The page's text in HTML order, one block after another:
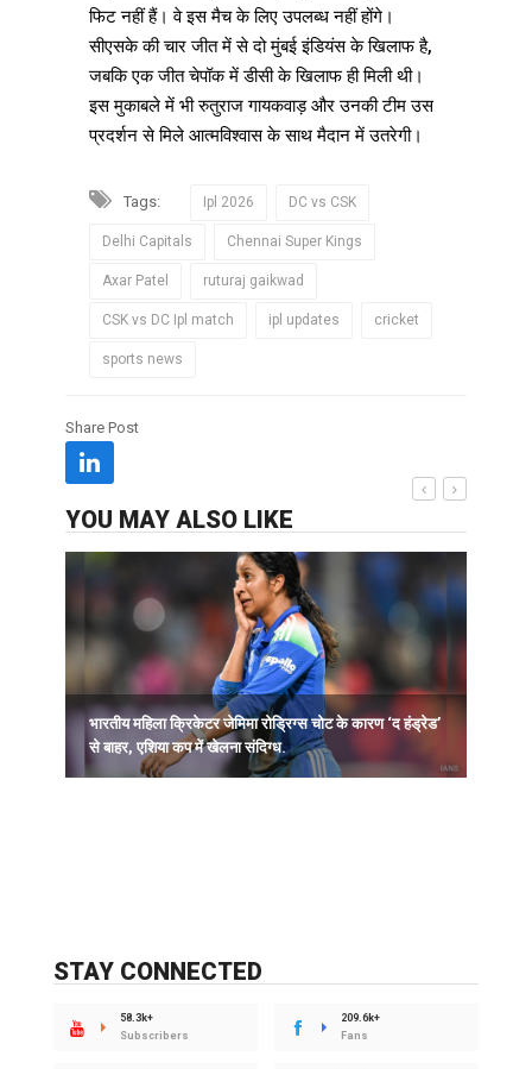
फिट नहीं हैं। वे इस मैच के लिए उपलब्ध नहीं होंगे।
सीएसके की चार जीत में से दो मुंबई इंडियंस के खिलाफ है,
जबकि एक जीत चेपॉक में डीसी के खिलाफ ही मिली थी।
इस मुकाबले में भी रुतुराज गायकवाड़ और उनकी टीम उस
प्रदर्शन से मिले आत्मविश्वास के साथ मैदान में उतरेगी।
Tags: Ipl 2026 DC vs CSK
Delhi Capitals Chennai Super Kings
Axar Patel ruturaj gaikwad
CSK vs DC Ipl match ipl updates cricket
sports news
Share Post
YOU MAY ALSO LIKE
भारतीय महिला क्रिकेटर जेमिमा रोड्रिग्स चोट के कारण ‘द हंड्रेड’
से बाहर, एशिया कप में खेलना संदिग्ध.
STAY CONNECTED
58.3k+
Subscribers
209.6k+
Fans